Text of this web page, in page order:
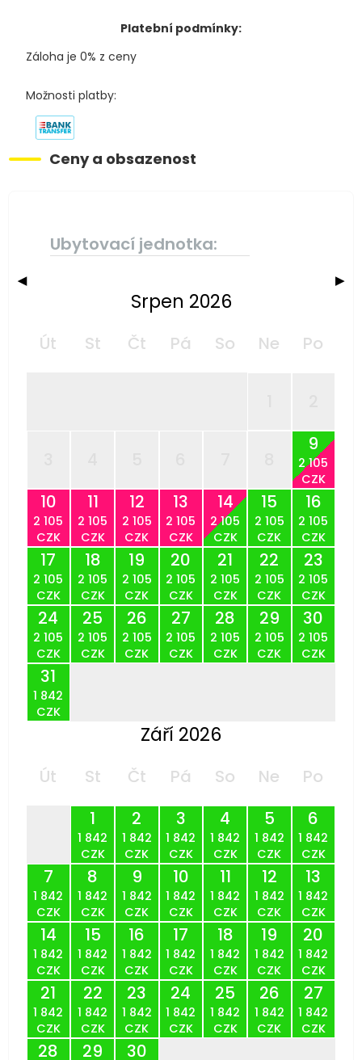
Platební podmínky:
Záloha je 0% z ceny
Možnosti platby:
Ceny a obsazenost
Ubytovací jednotka:
◀ ▶
Srpen 2026
Út St Čt Pá So Ne Po
9
2 105
CZK
10
2 105
CZK
11
2 105
CZK
12
2 105
CZK
13
2 105
CZK
14
2 105
CZK
15
2 105
CZK
16
2 105
CZK
17
2 105
CZK
18
2 105
CZK
19
2 105
CZK
20
2 105
CZK
21
2 105
CZK
22
2 105
CZK
23
2 105
CZK
24
2 105
CZK
25
2 105
CZK
26
2 105
CZK
27
2 105
CZK
28
2 105
CZK
29
2 105
CZK
30
2 105
CZK
31
1 842
CZK
Září 2026
Út St Čt Pá So Ne
Po
1
1 842
CZK
2
1 842
CZK
3
1 842
CZK
4
1 842
CZK
5
1 842
CZK
6
1 842
CZK
7
1 842
CZK
8
1 842
CZK
9
1 842
CZK
10
1 842
CZK
11
1 842
CZK
12
1 842
CZK
13
1 842
CZK
14
1 842
CZK
15
1 842
CZK
16
1 842
CZK
17
1 842
CZK
18
1 842
CZK
19
1 842
CZK
20
1 842
CZK
21
1 842
CZK
22
1 842
CZK
23
1 842
CZK
24
1 842
CZK
25
1 842
CZK
26
1 842
CZK
27
1 842
CZK
28 29 30